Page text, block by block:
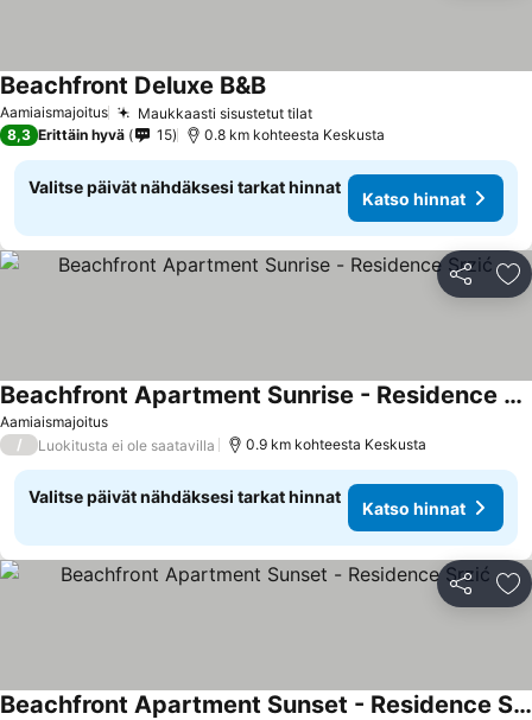
Aamiaismajoitus Maukkaasti sisustetut tilatKatso hinnat
Beachfront Deluxe B&BKatso hinnat
8,3 Erittäin hyvä 15 0.8 km kohteesta Keskusta
Valitse päivät nähdäksesi tarkat hinnat
Katso hinnat
Jaa
Aamiaismajoitus
Beachfront Apartment Sunrise - Residence Srzić
Katso hinnat
/ Luokitusta ei ole saatavilla 0.9 km kohteesta Keskusta
Valitse päivät nähdäksesi tarkat hinnat
Katso hinnat
Jaa
Beachfront Apartment Sunset - Residence Srzić